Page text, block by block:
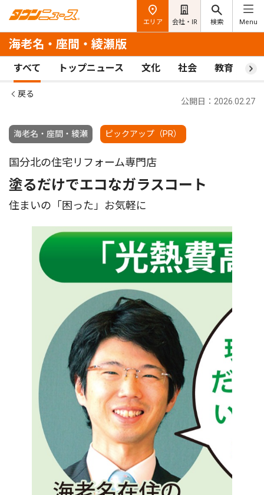
エリア 会社・IR 検索 Menu
海老名・座間・綾瀬版
すべて トップニュース 文化 社会 教育 ス
戻る
海老名・座間・綾瀬 ピックアップ（PR）
公開日：2026.02.27
国分北の住宅リフォーム専門店
塗るだけでエコなガラスコート
住まいの「困った」お気軽に